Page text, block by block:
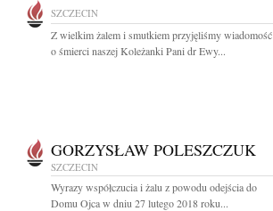
SZCZECIN
Z wielkim żalem i smutkiem przyjęliśmy wiadomość
o śmierci naszej Koleżanki Pani dr Ewy...
GORZYSŁAW POLESZCZUK
SZCZECIN
Wyrazy współczucia i żalu z powodu odejścia do
Domu Ojca w dniu 27 lutego 2018 roku...